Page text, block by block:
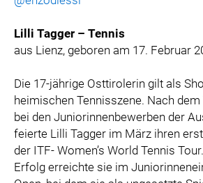
Lilli Tagger – Tennis
aus Lienz, geboren am 17. Februar
Die 17-jährige Osttirolerin gilt als
heimischen Tennisszene. Nach
bei den Juniorinnenbewerben der
feierte Lilli Tagger im März ihren
der ITF- Women’s World Tennis
Erfolg erreichte sie im